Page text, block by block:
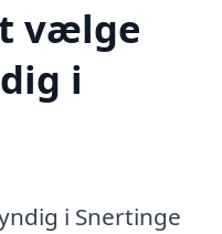
vælge
i
i Snertinge